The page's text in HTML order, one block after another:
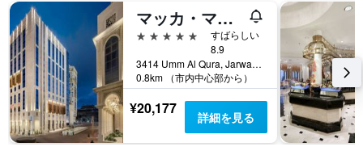
マッカ・マリオット・ホテル
5つ星
すばらしい
8.9
3414 Umm Al Qura, Jarwal, メッカ, サウジアラビア
0.8km （市内中心部から）
¥20,177 詳細を見る